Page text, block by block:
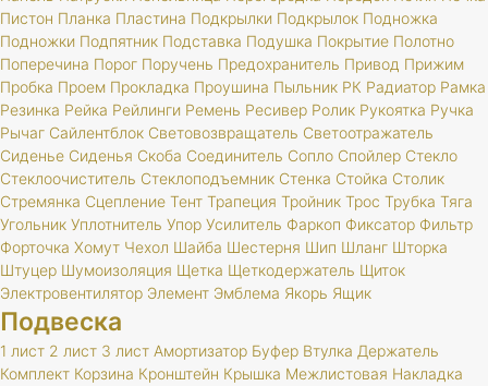
Пистон Планка Пластина Подкрылки Подкрылок Подножка
Подножки Подпятник Подставка Подушка Покрытие Полотно
Поперечина Порог Поручень Предохранитель Привод Прижим
Пробка Проем Прокладка Проушина Пыльник РК Радиатор Рамка
Резинка Рейка Рейлинги Ремень Ресивер Ролик Рукоятка Ручка
Рычаг Сайлентблок Световозвращатель Светоотражатель
Сиденье Сиденья Скоба Соединитель Сопло Спойлер Стекло
Стеклоочиститель Стеклоподъемник Стенка Стойка Столик
Стремянка Сцепление Тент Трапеция Тройник Трос Трубка Тяга
Угольник Уплотнитель Упор Усилитель Фаркоп Фиксатор Фильтр
Форточка Хомут Чехол Шайба Шестерня Шип Шланг Шторка
Штуцер Шумоизоляция Щетка Щеткодержатель Щиток
Электровентилятор Элемент Эмблема Якорь Ящик
Подвеска
1 лист 2 лист 3 лист Амортизатор Буфер Втулка Держатель
Комплект Корзина Кронштейн Крышка Межлистовая Накладка